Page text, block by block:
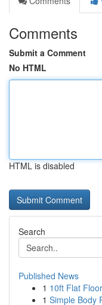
Comments
Submit a Comment
No HTML
HTML is disabled
Search
Published News
1 10ft Flat
1 Simple Body